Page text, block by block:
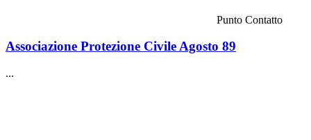
Punto Contatto
Associazione Protezione Civile Agosto 89
...